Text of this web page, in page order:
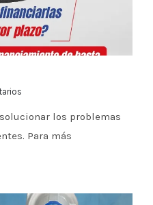
los problemas
Para más